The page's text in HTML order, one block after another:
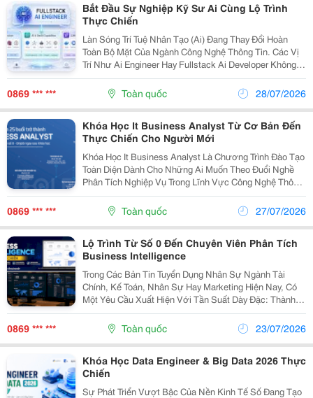
Bắt Đầu Sự Nghiệp Kỹ Sư Ai Cùng Lộ Trình
Thực Chiến
Làn Sóng Trí Tuệ Nhân Tạo (Ai) Đang Thay Đổi Hoàn
Toàn Bộ Mặt Của Ngành Công Nghệ Thông Tin. Các Vị
Trí Như Ai Engineer Hay Fullstack Ai Developer Không
Chỉ Mang Lại Mức Thu Nhập Hấp Dẫn Mà Còn Mở Ra
Cơ Hội Làm Việc Tại Các Tập Đoàn Công Nghệ Lớn...
0869 *** *** Toàn quốc 28/07/2026
Khóa Học It Business Analyst Từ Cơ Bản Đến
Thực Chiến Cho Người Mới
Khóa Học It Business Analyst Là Chương Trình Đào Tạo
Toàn Diện Dành Cho Những Ai Muốn Theo Đuổi Nghề
Phân Tích Nghiệp Vụ Trong Lĩnh Vực Công Nghệ Thông
Tin. Khóa Học Ba Tại Cole Cung Cấp Lộ Trình Học Tập
Bài Bản, Hướng Dẫn Từ Cơ Bản Đến Chuyên Sâu,...
0869 *** *** Toàn quốc 27/07/2026
Lộ Trình Từ Số 0 Đến Chuyên Viên Phân Tích
Business Intelligence
Trong Các Bản Tin Tuyển Dụng Nhân Sự Ngành Tài
Chính, Kế Toán, Nhân Sự Hay Marketing Hiện Nay, Có
Một Yêu Cầu Xuất Hiện Với Tần Suất Dày Đặc: Thành
Thạo Power Bi Và Tư Duy Xử Lý Dữ Liệu. Các Doanh
Nghiệp Sẵn Sàng Trả Mức Đãi Ngộ Cao Hơn Từ 20%
0869 *** *** Toàn quốc 23/07/2026
Khóa Học Data Engineer & Big Data 2026 Thực
Chiến
Sự Phát Triển Vượt Bậc Của Nền Kinh Tế Số Đang Tạo